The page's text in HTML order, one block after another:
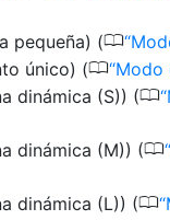
pequeña) (0
único) (0 Modo
dinámica (S)) (0
dinámica (M)) (0
dinámica (L)) (0